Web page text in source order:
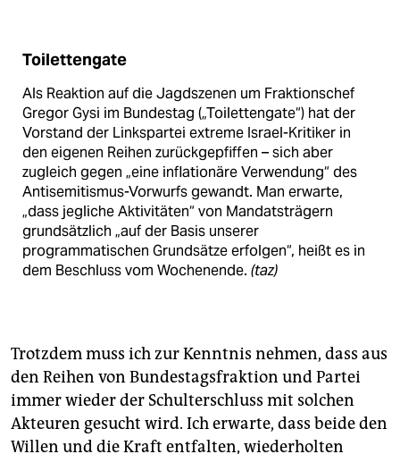
Toilettengate
Als Reaktion auf die Jagdszenen um Fraktionschef
Gregor Gysi im Bundestag („Toilettengate“) hat der
Vorstand der Linkspartei extreme Israel-Kritiker in
den eigenen Reihen zurückgepfiffen – sich aber
zugleich gegen „eine inflationäre Verwendung“ des
Antisemitismus-Vorwurfs gewandt. Man erwarte,
„dass jegliche Aktivitäten“ von Mandatsträgern
grundsätzlich „auf der Basis unserer
programmatischen Grundsätze erfolgen“, heißt es in
dem Beschluss vom Wochenende. (taz)
Trotzdem muss ich zur Kenntnis nehmen, dass aus
den Reihen von Bundestagsfraktion und Partei
immer wieder der Schulterschluss mit solchen
Akteuren gesucht wird. Ich erwarte, dass beide den
Willen und die Kraft entfalten, wiederholten